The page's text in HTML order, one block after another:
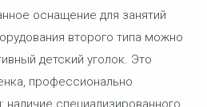
оснащение для занятий
второго типа можно
детский уголок. Это
профессионально
специализированного